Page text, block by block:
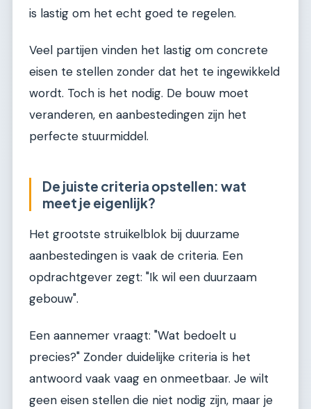
is lastig om het echt goed te regelen.
Veel partijen vinden het lastig om concrete
eisen te stellen zonder dat het te ingewikkeld
wordt. Toch is het nodig. De bouw moet
veranderen, en aanbestedingen zijn het
perfecte stuurmiddel.
De juiste criteria opstellen: wat
meet je eigenlijk?
Het grootste struikelblok bij duurzame
aanbestedingen is vaak de criteria. Een
opdrachtgever zegt: "Ik wil een duurzaam
gebouw".
Een aannemer vraagt: "Wat bedoelt u
precies?" Zonder duidelijke criteria is het
antwoord vaak vaag en onmeetbaar. Je wilt
geen eisen stellen die niet nodig zijn, maar je